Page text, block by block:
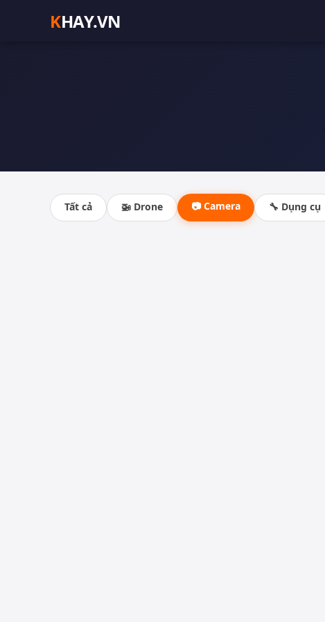
KHAY.VN
Tất cả 🚁 Drone 📷 Camera 🔧 Dụng cụ